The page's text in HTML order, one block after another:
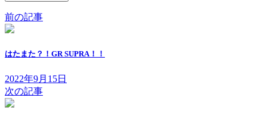
前の記事
はたまた？！GR SUPRA！！
2022年9月15日
次の記事